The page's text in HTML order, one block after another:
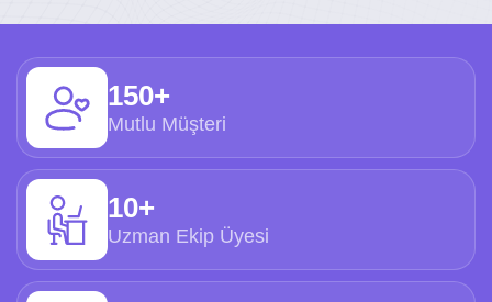
150+
Mutlu Müşteri
10+
Uzman Ekip Üyesi